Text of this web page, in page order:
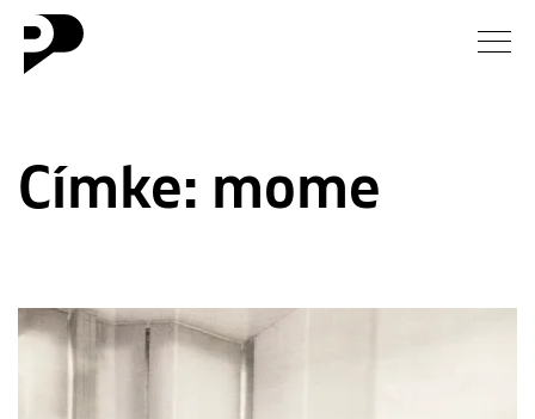
Galéria
Esszé
Címke: mome